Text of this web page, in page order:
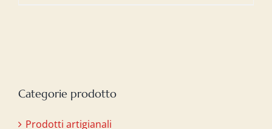
Categorie prodotto
Prodotti artigianali